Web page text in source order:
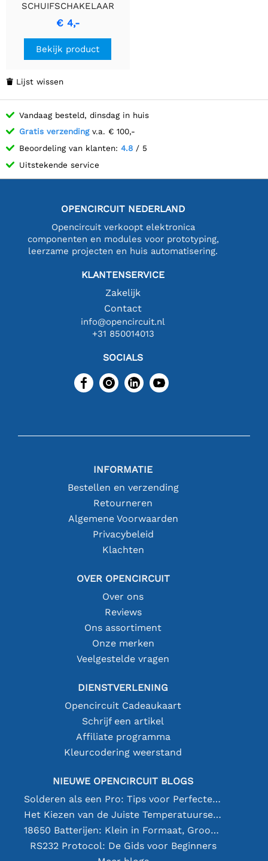
SCHUIFSCHAKELAAR
VOOR PRINTPLAAT 1P
AAN-AAN 0.2"
€ 4,-
Bekijk product
 Lijst wissen
Vandaag besteld, dinsdag in huis
Gratis verzendingv.a. € 100,-
Beoordeling van klanten: 4.8 / 5
Uitstekende service
OPENCIRCUIT NEDERLAND
Opencircuit verkoopt elektronica
componenten en modules voor prototyping,
leerzame projecten en huis automatisering.
KLANTENSERVICE
Zakelijk
Contact
info@opencircuit.nl
+31 850014013
SOCIALS
INFORMATIE
Bestellen en verzending
Retourneren
Algemene Voorwaarden
Privacybeleid
Klachten
OVER OPENCIRCUIT
Over ons
Reviews
Ons assortiment
Onze merken
Veelgestelde vragen
DIENSTVERLENING
Opencircuit Cadeaukaart
Schrijf een artikel
Affiliate programma
Kleurcodering weerstand
NIEUWE OPENCIRCUIT BLOGS
Solderen als een Pro: Tips voor Perfecte Elektronische Verbindingen
Het Kiezen van de Juiste Temperatuursensor [youtube]
18650 Batterijen: Klein in Formaat, Groot in Prestatie
RS232 Protocol: De Gids voor Beginners